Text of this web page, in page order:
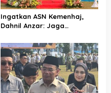
Ingatkan ASN Kemenhaj,
Dahnil Anzar: Jaga
Menjadikan Jemaah
sebagai Komoditas